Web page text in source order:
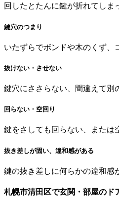
回したとたんに鍵が折れてしま
鍵穴のつまり
いたずらでボンドや木のくず、
抜けない・させない
鍵穴にささらない、間違えて別
回らない・空回り
鍵をさしても回らない、または
抜き差しが固い、違和感がある
鍵の抜き差しに何らかの違和感
札幌市清田区で玄関・部屋のド